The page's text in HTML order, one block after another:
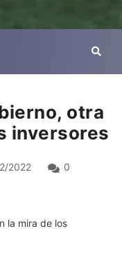
otra
inversores
2022
0